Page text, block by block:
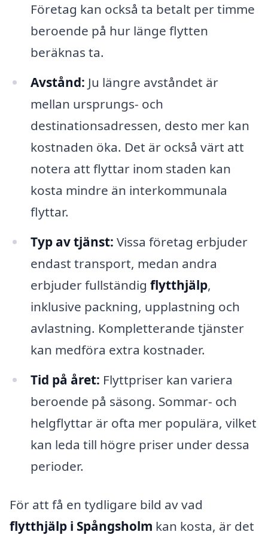
Företag kan också ta betalt per timme
beroende på hur länge flytten
beräknas ta.
Avstånd: Ju längre avståndet är
mellan ursprungs- och
destinationsadressen, desto mer kan
kostnaden öka. Det är också värt att
notera att flyttar inom staden kan
kosta mindre än interkommunala
flyttar.
Typ av tjänst: Vissa företag erbjuder
endast transport, medan andra
erbjuder fullständig flytthjälp,
inklusive packning, upplastning och
avlastning. Kompletterande tjänster
kan medföra extra kostnader.
Tid på året: Flyttpriser kan variera
beroende på säsong. Sommar- och
helgflyttar är ofta mer populära, vilket
kan leda till högre priser under dessa
perioder.
För att få en tydligare bild av vad
flytthjälp i Spångsholm kan kosta, är det